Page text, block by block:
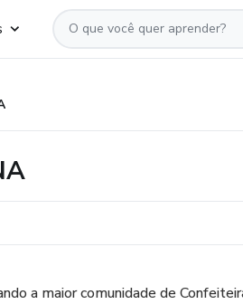
a maior comunidade de